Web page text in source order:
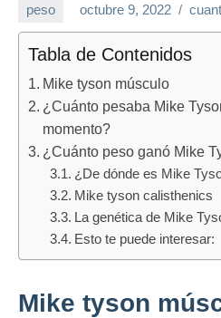
peso octubre 9, 2022
Tabla de Contenidos
Mike tyson músculo
¿Cuánto pesaba Mike
momento?
¿Cuánto peso ganó Mike
¿De dónde es Mike
Mike tyson calisthenics
La genética de Mike
Esto te puede interesar:
Mike tyson